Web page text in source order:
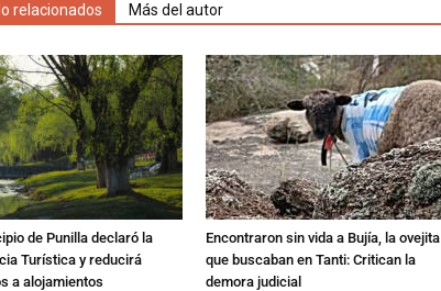
relacionados Más del autor
de Punilla declaró la
Turística y reducirá
a alojamientos
Encontraron sin vida a Bujía, la ovejita
que buscaban en Tanti: Critican la
demora judicial